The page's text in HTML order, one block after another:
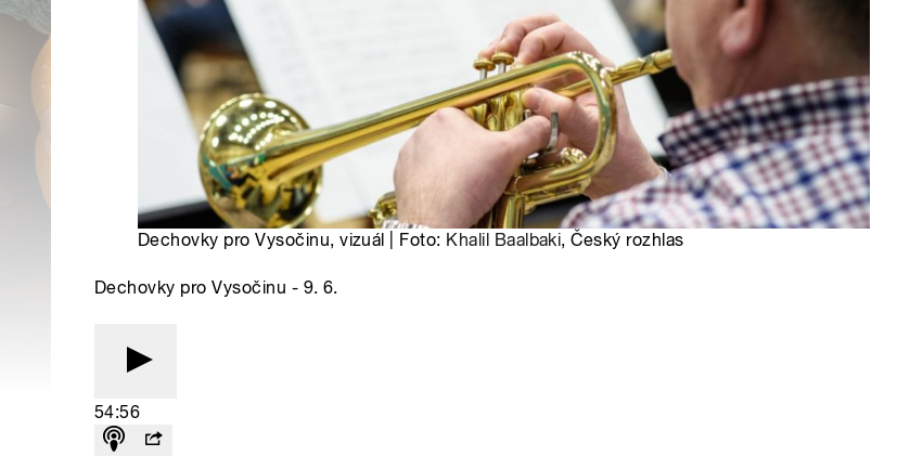
Dechovky pro Vysočinu, vizuál | Foto: Khalil Baalbaki, Český rozhlas
Dechovky pro Vysočinu - 9. 6.
54:56